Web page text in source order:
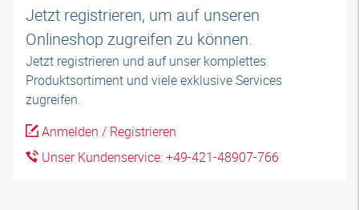
Jetzt registrieren, um auf unseren
Onlineshop zugreifen zu können.
Jetzt registrieren und auf unser komplettes
Produktsortiment und viele exklusive Services
zugreifen.
Anmelden / Registrieren
Unser Kundenservice: +49-421-48907-766